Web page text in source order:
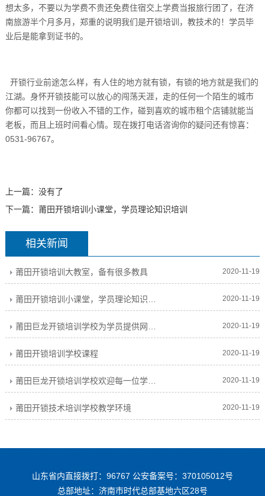
想太多，不要以为学费不贵还免费住宿交上学费当报旅行团了，在济
南旅游半个月多月，郑重的说明我们是开锁培训，教技术的！学员毕
业后是能拿到证书的。
开锁行业前途怎么样，有人住的地方就有锁，有锁的地方就是我们的
江湖。身怀开锁技能可以放心的闯荡天涯，走的任何一个陌生的城市
你都可以找到一份收入不错的工作，碰到喜欢的城市租个店铺就能当
老板，而且上班时间看心情。现在拨打电话咨询你的疑问还有惊喜：
0531-96767。
上一篇：没有了
下一篇： 莆田开锁培训小课堂，学员理论知识培训
相关新闻
莆田开锁培训大教室，备有很多教具 2020-11-19
莆田开锁培训小课堂，学员理论知识培训 2020-11-19
莆田巨龙开锁培训学校为学员提供网络服务 2020-11-19
莆田开锁培训学校课程 2020-11-19
莆田巨龙开锁培训学校欢迎每一位学员前来考察 2020-11-19
莆田开锁技术培训学校教学环境 2020-11-19
山东省内直接拨打：96767 公安备案号：370105012号
总部地址：济南市时代总部基地六区28号